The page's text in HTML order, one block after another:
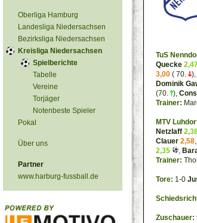
Oberliga Hamburg
Landesliga Niedersachsen
Bezirksliga Niedersachsen
Kreisliga Niedersachsen
Spielberichte
Tabelle
Vereine
Torjäger
Notenbeste Spieler
Pokal
Über uns
Partner
www.harburg-fussball.de
TuS
Quecke
3,00 ( 70. ),
Dominik
(70. ),
Trainer:
MTV
Netzlaff
Clauer 2,58,
2,35
,
Trainer:
Tore: 1-0
Zuschauer: